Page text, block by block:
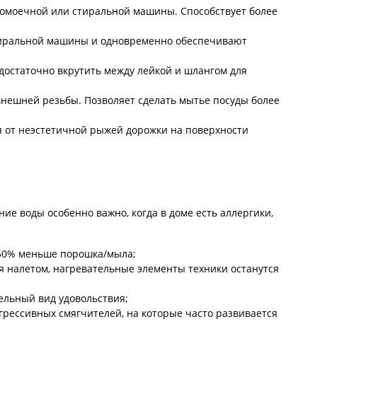
или стиральной машины. Способствует более
машины и одновременно обеспечивают
вкрутить между лейкой и шлангом для
резьбы. Позволяет сделать мытье посуды более
от неэстетичной рыжей дорожки на поверхности
воды особенно важно, когда в доме есть аллергики,
меньше порошка/мыла;
нагревательные элементы техники останутся
вид удовольствия;
смягчителей, на которые часто развивается